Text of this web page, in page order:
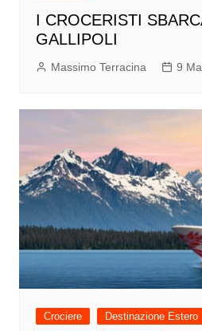
I CROCERISTI
GALLIPOLI
Massimo Terracina 9
Crociere Destinazione Estero